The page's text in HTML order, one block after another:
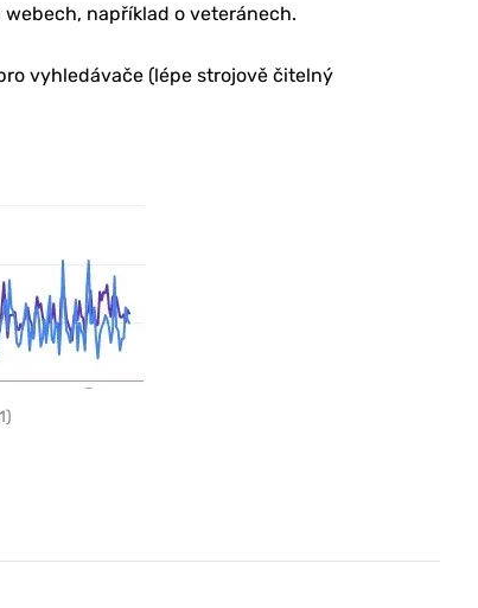
například o veteránech.
vyhledávače (lépe strojově čitelný